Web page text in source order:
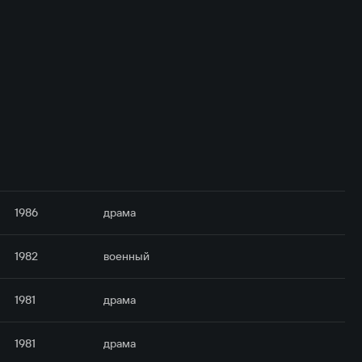
1986 драма
1982 военный
1981 драма
1981 драма